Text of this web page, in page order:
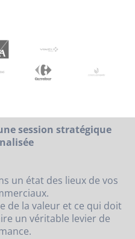
session stratégique
un état des lieux de vos
de la valeur et ce qui doit
un véritable levier de